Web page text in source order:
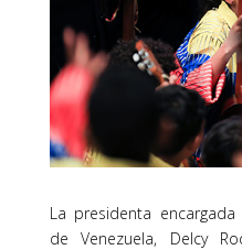
La presidenta
de Venezuela, Delcy